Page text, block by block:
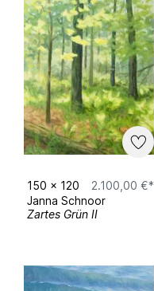
150 x 120
2.100,00 €*
Janna Schnoor
Zartes Grün II